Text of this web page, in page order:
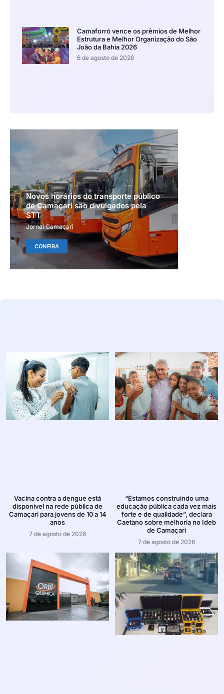
Camaforró vence os prêmios de Melhor
Estrutura e Melhor Organização do São
João da Bahia 2026
6 de agosto de 2026
Novos horários do transporte público
de Camaçari são divulgados pela
STT
Jornal Camaçari
CONFIRA
Vacina contra a dengue está
disponível na rede pública de
Camaçari para jovens de 10 a 14
anos
7 de agosto de 2026
“Estamos construindo uma
educação pública cada vez mais
forte e de qualidade”, declara
Caetano sobre melhoria no Ideb
de Camaçari
7 de agosto de 2026